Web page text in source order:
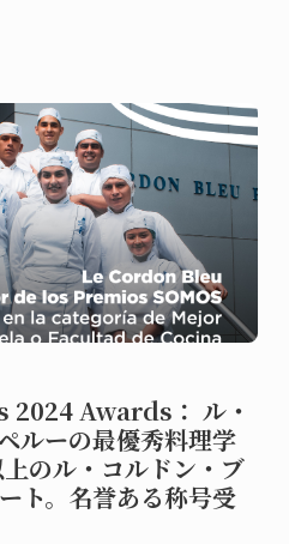
2024 Awards： ル・
ルーの最優秀料理学
のル・コルドン・ブ
ト。名誉ある称号受